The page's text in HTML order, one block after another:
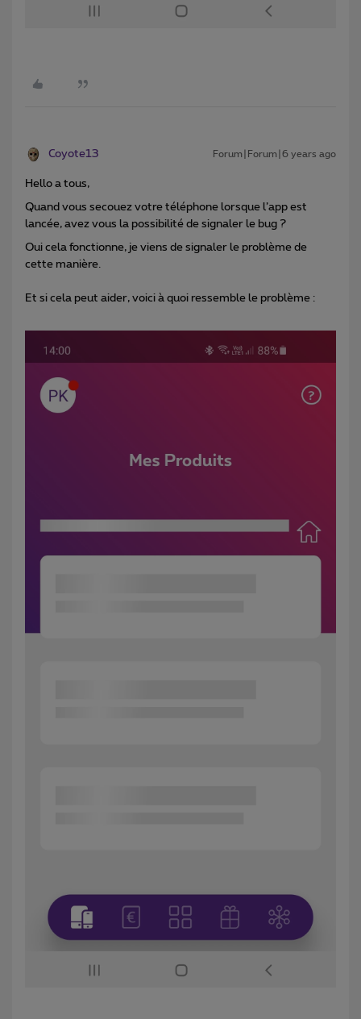
Coyote13 Forum|Forum|6 years ago
Hello a tous,
Quand vous secouez votre téléphone lorsque l’app est
lancée, avez vous la possibilité de signaler le bug ?
Oui cela fonctionne, je viens de signaler le problème de
cette manière.
Et si cela peut aider, voici à quoi ressemble le problème :